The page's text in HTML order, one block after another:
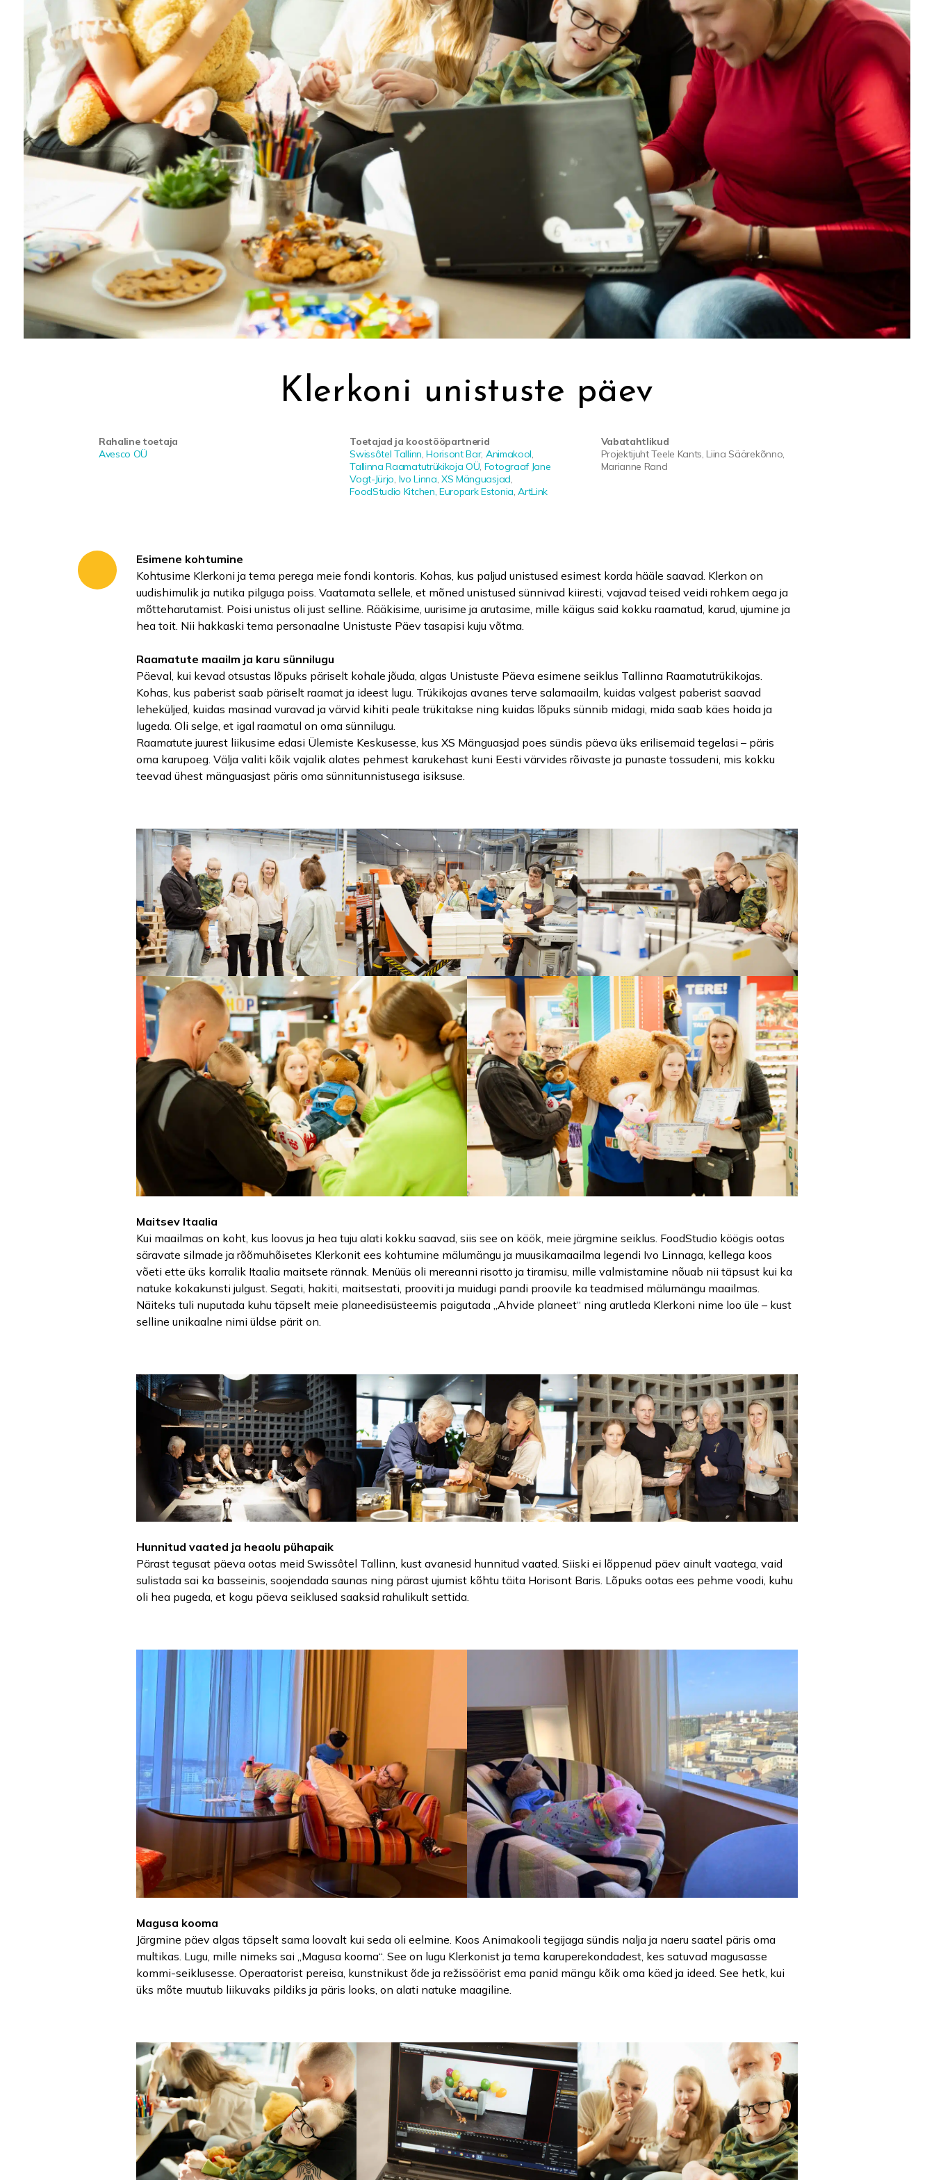
Klerkoni unistuste päev
Rahaline toetaja
Avesco OÜ
Toetajad ja koostööpartnerid
Swissôtel Tallinn,Horisont Bar, Animakool,
Tallinna Raamatutrükikoja OÜ, Fotograaf Jane
Vogt-Jürjo, Ivo Linna,XS Mänguasjad,
FoodStudio Kitchen, Europark Estonia,ArtLink
Vabatahtlikud
Projektijuht Teele Kants, Liina Säärekõnno,
Marianne Rand
Esimene kohtumine
Kohtusime Klerkoni ja tema perega meie fondi kontoris. Kohas, kus paljud unistused esimest korda hääle saavad. Klerkon on
uudishimulik ja nutika pilguga poiss. Vaatamata sellele, et mõned unistused sünnivad kiiresti, vajavad teised veidi rohkem aega ja
mõtteharutamist. Poisi unistus oli just selline. Rääkisime, uurisime ja arutasime, mille käigus said kokku raamatud, karud, ujumine ja
hea toit. Nii hakkaski tema personaalne Unistuste Päev tasapisi kuju võtma.
Raamatute maailm ja karu sünnilugu
Päeval, kui kevad otsustas lõpuks päriselt kohale jõuda, algas Unistuste Päeva esimene seiklus Tallinna Raamatutrükikojas.
Kohas, kus paberist saab päriselt raamat ja ideest lugu. Trükikojas avanes terve salamaailm, kuidas valgest paberist saavad
leheküljed, kuidas masinad vuravad ja värvid kihiti peale trükitakse ning kuidas lõpuks sünnib midagi, mida saab käes hoida ja
lugeda. Oli selge, et igal raamatul on oma sünnilugu.
Raamatute juurest liikusime edasi Ülemiste Keskusesse, kus XS Mänguasjad poes sündis päeva üks erilisemaid tegelasi – päris
oma karupoeg. Välja valiti kõik vajalik alates pehmest karukehast kuni Eesti värvides rõivaste ja punaste tossudeni, mis kokku
teevad ühest mänguasjast päris oma sünnitunnistusega isiksuse.
Maitsev Itaalia
Kui maailmas on koht, kus loovus ja hea tuju alati kokku saavad, siis see on köök, meie järgmine seiklus. FoodStudio köögis ootas
säravate silmade ja rõõmuhõisetes Klerkonit ees kohtumine mälumängu ja muusikamaailma legendi Ivo Linnaga, kellega koos
võeti ette üks korralik Itaalia maitsete rännak. Menüüs oli mereanni risotto ja tiramisu, mille valmistamine nõuab nii täpsust kui ka
natuke kokakunsti julgust. Segati, hakiti, maitsestati, prooviti ja muidugi pandi proovile ka teadmised mälumängu maailmas.
Näiteks tuli nuputada kuhu täpselt meie planeedisüsteemis paigutada „Ahvide planeet“ ning arutleda Klerkoni nime loo üle – kust
selline unikaalne nimi üldse pärit on.
Hunnitud vaated ja heaolu pühapaik
Pärast tegusat päeva ootas meid Swissôtel Tallinn, kust avanesid hunnitud vaated. Siiski ei lõppenud päev ainult vaatega, vaid
sulistada sai ka basseinis, soojendada saunas ning pärast ujumist kõhtu täita Horisont Baris. Lõpuks ootas ees pehme voodi, kuhu
oli hea pugeda, et kogu päeva seiklused saaksid rahulikult settida.
Magusa kooma
Järgmine päev algas täpselt sama loovalt kui seda oli eelmine. Koos Animakooli tegijaga sündis nalja ja naeru saatel päris oma
multikas. Lugu, mille nimeks sai „Magusa kooma“. See on lugu Klerkonist ja tema karuperekondadest, kes satuvad magusasse
kommi-seiklusesse. Operaatorist pereisa, kunstnikust õde ja režissöörist ema panid mängu kõik oma käed ja ideed. See hetk, kui
üks mõte muutub liikuvaks pildiks ja päris looks, on alati natuke maagiline.